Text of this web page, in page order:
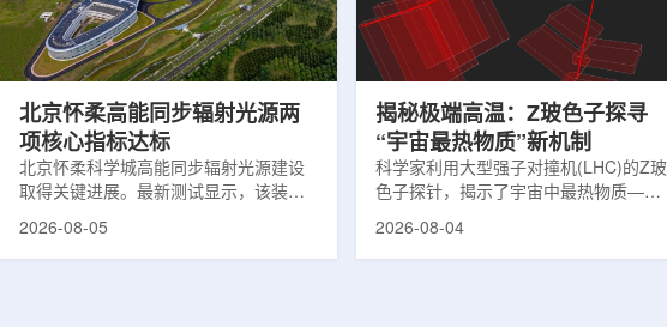
共同领导。其中，默里同时担任CMS高
亮度零度量能器升级项目负责人。...
子核由质子和中子组成，质子和中子又
由夸克组成。夸克之间靠胶子传递强相
互...
北京怀柔高能同步辐射光源两
项核心指标达标
北京怀柔科学城高能同步辐射光源建设
取得关键进展。最新测试显示，该装置
亮度以及储存环束流轨道稳定性均已达
2026-08-05
揭秘极端高温：Z玻色子探寻
“宇宙最热物质”新机制
科学家利用大型强子对撞机(LHC)的Z玻
色子探针，揭示了宇宙中最热物质——
夸克-胶子等离子体(QGP)如何吸收能量
2026-08-04